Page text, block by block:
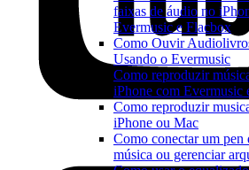
faixas de áudio no
Evermusic e Flacbox
Como Ouvir
Usando o Evermusic
Como reproduzir
iPhone com Evermusic
Como reproduzir
iPhone ou Mac
Como conectar um
música ou gerenciar